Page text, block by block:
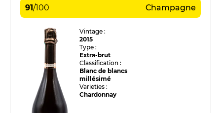
91/100 Champagne
Vintage :
2015
Type :
Extra-brut
Classification :
Blanc de blancs
millésimé
Varieties :
Chardonnay